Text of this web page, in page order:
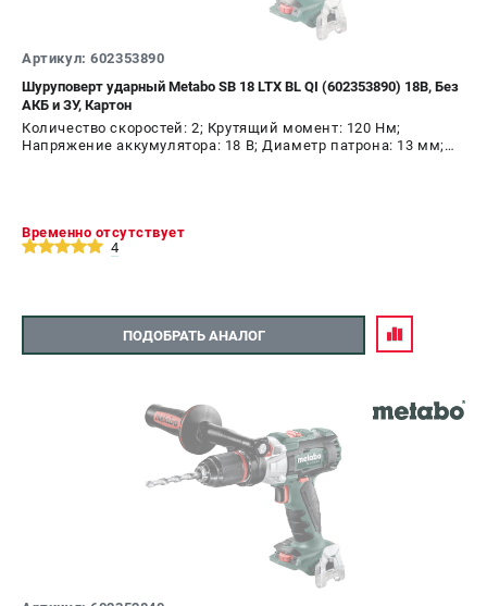
Артикул: 602353890
Шуруповерт ударный Metabo SB 18 LTX BL QI (602353890) 18В, Без
АКБ и ЗУ, Картон
Количество скоростей: 2; Крутящий момент: 120 Нм;
Напряжение аккумулятора: 18 В; Диаметр патрона: 13 мм;
Временно отсутствует
4
ПОДОБРАТЬ АНАЛОГ